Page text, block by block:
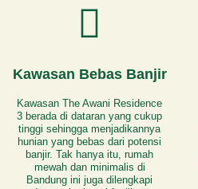
Kawasan Bebas Banjir
Kawasan The Awani Residence
3 berada di dataran yang cukup
tinggi sehingga menjadikannya
hunian yang bebas dari potensi
banjir. Tak hanya itu, rumah
mewah dan minimalis di
Bandung ini juga dilengkapi